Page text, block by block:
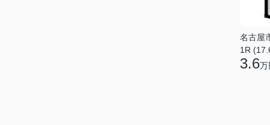
名古屋
1R
3.6万